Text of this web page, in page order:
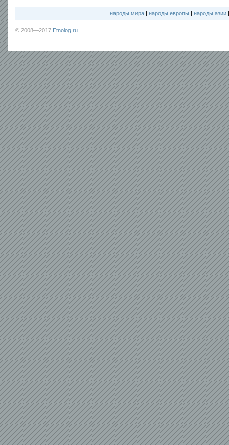
народы мира | народы европы | народы азии
© 2008—2017 Etnolog.ru